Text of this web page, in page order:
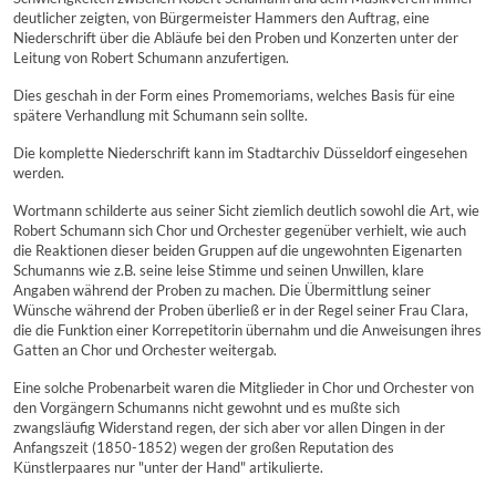
deutlicher zeigten, von Bürgermeister Hammers den Auftrag, eine
Niederschrift über die Abläufe bei den Proben und Konzerten unter der
Leitung von Robert Schumann anzufertigen.
Dies geschah in der Form eines Promemoriams, welches Basis für eine
spätere Verhandlung mit Schumann sein sollte.
Die komplette Niederschrift kann im Stadtarchiv Düsseldorf eingesehen
werden.
Wortmann schilderte aus seiner Sicht ziemlich deutlich sowohl die Art, wie
Robert Schumann sich Chor und Orchester gegenüber verhielt, wie auch
die Reaktionen dieser beiden Gruppen auf die ungewohnten Eigenarten
Schumanns wie z.B. seine leise Stimme und seinen Unwillen, klare
Angaben während der Proben zu machen. Die Übermittlung seiner
Wünsche während der Proben überließ er in der Regel seiner Frau Clara,
die die Funktion einer Korrepetitorin übernahm und die Anweisungen ihres
Gatten an Chor und Orchester weitergab.
Eine solche Probenarbeit waren die Mitglieder in Chor und Orchester von
den Vorgängern Schumanns nicht gewohnt und es mußte sich
zwangsläufig Widerstand regen, der sich aber vor allen Dingen in der
Anfangszeit (1850-1852) wegen der großen Reputation des
Künstlerpaares nur "unter der Hand" artikulierte.